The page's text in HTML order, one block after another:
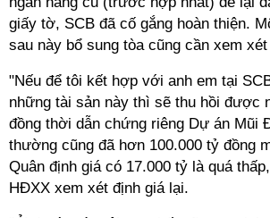
giấy tờ, SCB đã cố gắng hoàn thiện.
sau này bổ sung tòa cũng cần xem
"Nếu để tôi kết hợp với anh em tại
những tài sản này thì sẽ thu hồi được
đồng thời dẫn chứng riêng Dự án Mũi
thường cũng đã hơn 100.000 tỷ đồng
Quân định giá có 17.000 tỷ là quá
HĐXX xem xét định giá lại.